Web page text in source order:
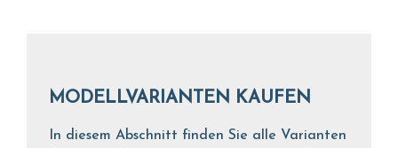
MODELLVARIANTEN KAUFEN
In diesem Abschnitt finden Sie alle Varianten